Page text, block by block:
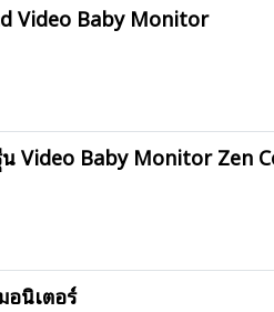
Video Baby Monitor
น Video Baby Monitor Zen
อนิเตอร์